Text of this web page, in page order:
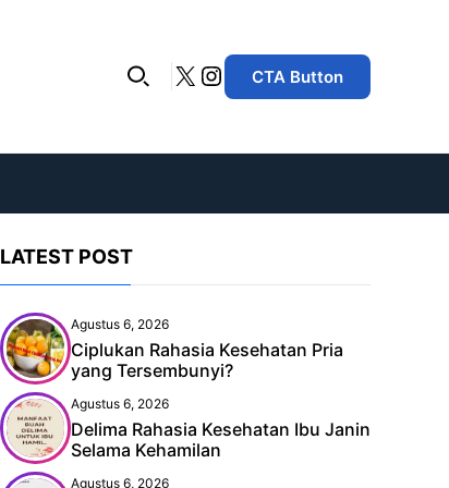
X Instagram
CTA Button
LATEST POST
Agustus 6, 2026
Ciplukan Rahasia Kesehatan Pria
yang Tersembunyi?
Agustus 6, 2026
Delima Rahasia Kesehatan Ibu Janin
Selama Kehamilan
Agustus 6, 2026